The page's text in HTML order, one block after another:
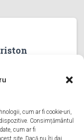
cum ar fi cookie-uri,
Consimțământul
cum ar fi
site. Dacă nu îți dai
Bine ati venit pe
Ariston
ne sunati